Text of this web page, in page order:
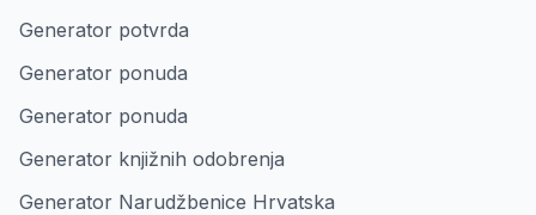
Generator potvrda
Generator ponuda
Generator ponuda
Generator knjižnih odobrenja
Generator Narudžbenice Hrvatska